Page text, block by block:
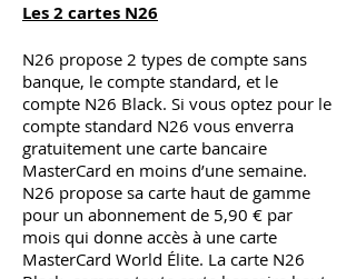
Les 2 cartes N26
N26 propose 2 types de compte sans
banque, le compte standard, et le
compte N26 Black. Si vous optez pour le
compte standard N26 vous enverra
gratuitement une carte bancaire
MasterCard en moins d’une semaine.
N26 propose sa carte haut de gamme
pour un abonnement de 5,90 € par
mois qui donne accès à une carte
MasterCard World Élite. La carte N26